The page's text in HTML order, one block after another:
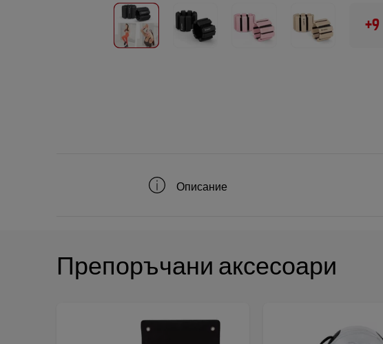
+9
Описание
Препоръчани аксесоари